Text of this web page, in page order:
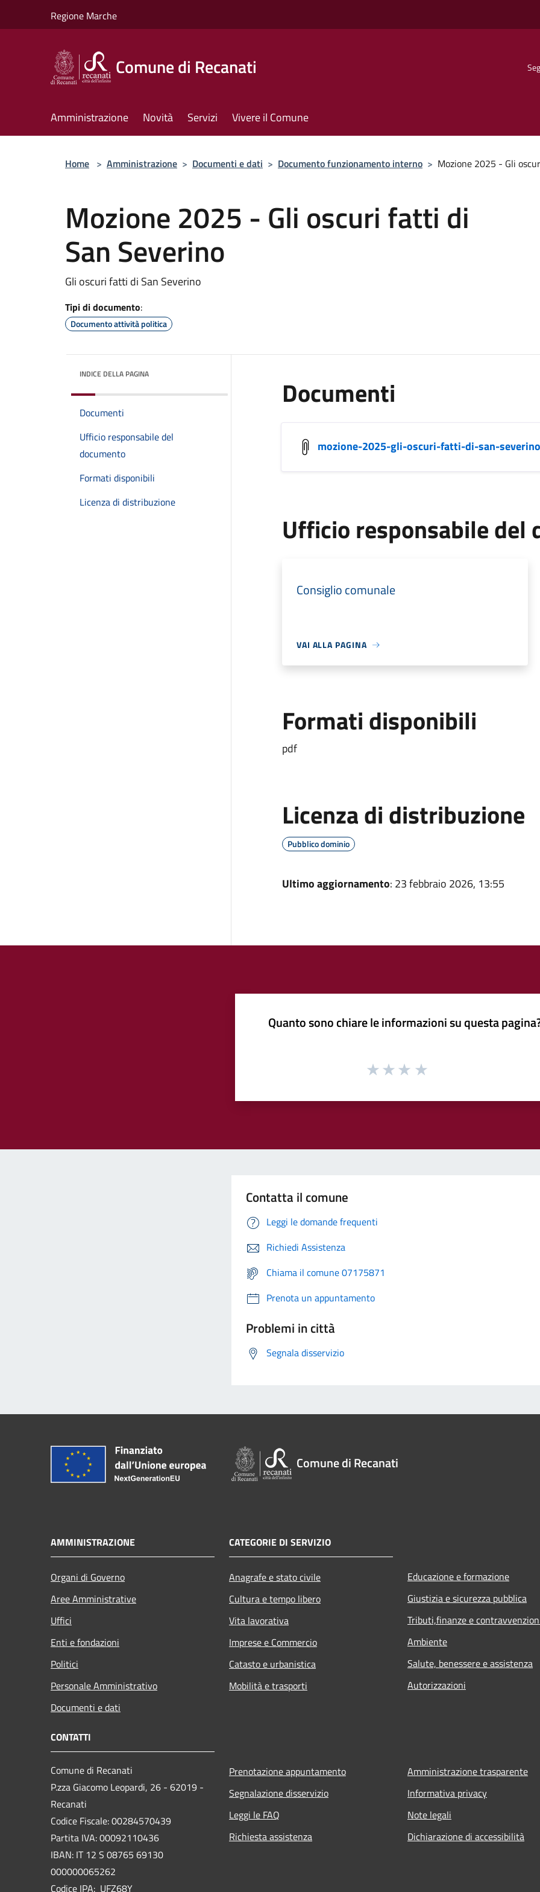
Regione Marche
Comune di Recanati
Amministrazione Novità Servizi Vivere il Comune
Home > Amministrazione > Documenti e dati > Documento funzionamento interno > Mozione 2025 - Gli
Mozione 2025 - Gli oscuri fatti di
San Severino
Gli oscuri fatti di San Severino
Tipi di documento:
Documento attività politica
INDICE DELLA PAGINA
Documenti
Ufficio responsabile del
documento
Formati disponibili
Licenza di distribuzione
Documenti
mozione-2025-gli-oscuri-fatti-di-san-
Ufficio responsabile del
Consiglio comunale
VAI ALLA PAGINA
Formati disponibili
pdf
Licenza di distribuzione
Pubblico dominio
Ultimo aggiornamento: 23 febbraio 2026, 13:55
Quanto sono chiare le informazioni su questa
Contatta il comune
Leggi le domande frequenti
Richiedi Assistenza
Chiama il comune 07175871
Prenota un appuntamento
Problemi in città
Segnala disservizio
Comune di Recanati
AMMINISTRAZIONE
Organi di Governo
Aree Amministrative
Uffici
Enti e fondazioni
Politici
Personale Amministrativo
Documenti e dati
CATEGORIE DI SERVIZIO
Anagrafe e stato civile
Cultura e tempo libero
Vita lavorativa
Imprese e Commercio
Catasto e urbanistica
Mobilità e trasporti
Educazione e formazione
Giustizia e sicurezza pubblica
Tributi,finanze e
Ambiente
Salute, benessere e assistenza
Autorizzazioni
CONTATTI
Comune di Recanati
P.zza Giacomo Leopardi, 26 - 62019 -
Recanati
Codice Fiscale: 00284570439
Partita IVA: 00092110436
IBAN: IT 12 S 08765 69130
000000065262
Codice IPA: UFZ68Y
Prenotazione appuntamento
Segnalazione disservizio
Leggi le FAQ
Richiesta assistenza
Amministrazione trasparente
Informativa privacy
Note legali
Dichiarazione di accessibilità